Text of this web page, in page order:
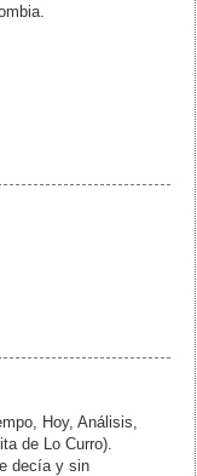
Hoy, Análisis,
de Lo Curro).
decía y sin